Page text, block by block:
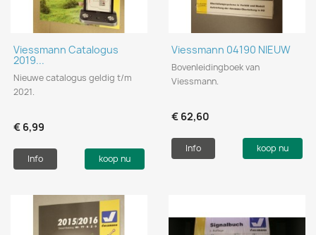
Viessmann Catalogus
2019...
Nieuwe catalogus geldig t/m
2021.
€ 6,99
Info koop nu
Viessmann 04190 NIEUW
Bovenleidingboek van
Viessmann.
€ 62,60
Info koop nu